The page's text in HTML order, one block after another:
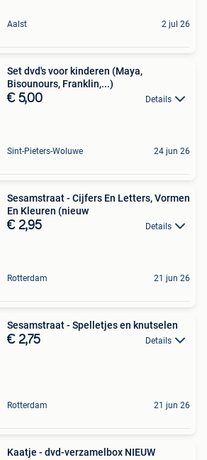
Aalst 2 jul 26
Set dvd's voor kinderen (Maya,
Bisounours, Franklin,...)
€ 5,00 Details
Sint-Pieters-Woluwe 24 jun 26
Sesamstraat - Cijfers En Letters, Vormen
En Kleuren (nieuw
€ 2,95 Details
Rotterdam 21 jun 26
Sesamstraat - Spelletjes en knutselen
€ 2,75 Details
Rotterdam 21 jun 26
Kaatje - dvd-verzamelbox NIEUW